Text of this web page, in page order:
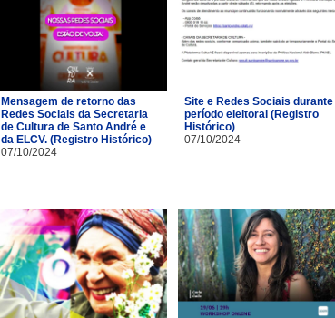
Mensagem de retorno das
Redes Sociais da Secretaria
de Cultura de Santo André e
da ELCV. (Registro Histórico)
07/10/2024
Site e Redes Sociais durante
período eleitoral (Registro
Histórico)
07/10/2024